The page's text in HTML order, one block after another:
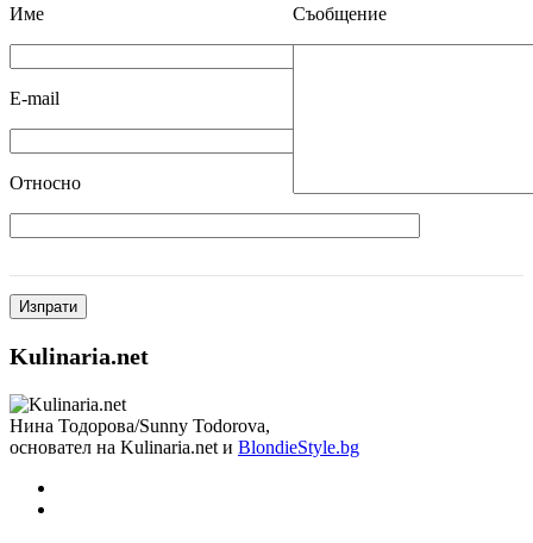
Име
E-mail
Относно
Съобщение
Kulinaria.net
Нина Тодорова/Sunny Todorova,
основател на Kulinaria.net и BlondieStyle.bg